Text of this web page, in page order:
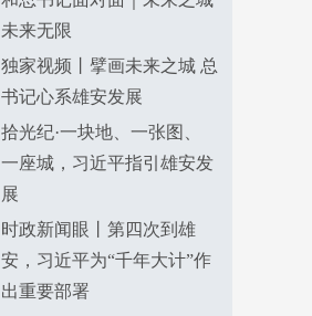
未来无限
独家视频丨擘画未来之城 总
书记心系雄安发展
拾光纪·一块地、一张图、
一座城，习近平指引雄安发
展
时政新闻眼丨第四次到雄
安，习近平为“千年大计”作
出重要部署